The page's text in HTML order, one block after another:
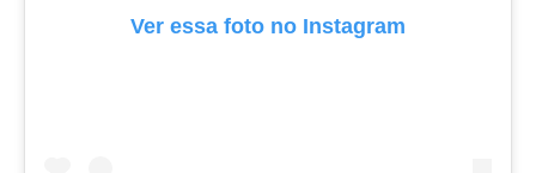
Ver essa foto no Instagram